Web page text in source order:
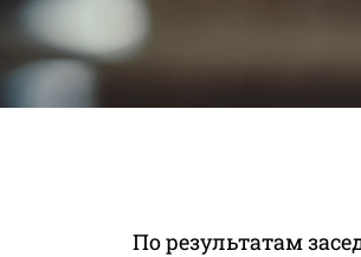
По результатам